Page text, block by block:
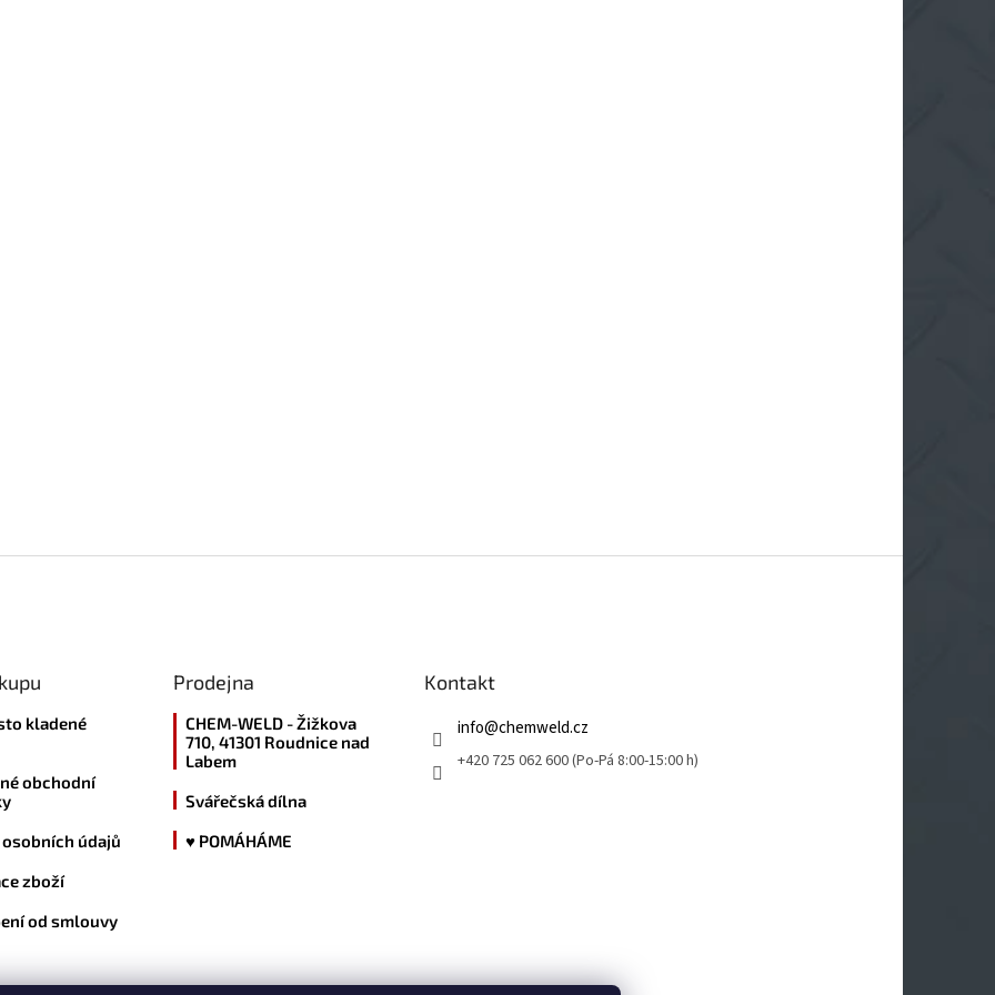
kladené
obchodní
osobních údajů
zboží
od smlouvy
Prodejna
CHEM-WELD - Žižkova
710, 41301 Roudnice nad
Labem
Svářečská dílna
♥ POMÁHÁME
Kontakt
info@chemweld.cz
+420 725 062 600 (Po-Pá 8:00-15:00 h)